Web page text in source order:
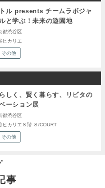
ル presents チームラボジャ
と学ぶ！未来の遊園地
都渋谷区
ヒカリエ
その他
しく、賢く暮らす、リビタの
ーション展
都渋谷区
ヒカリエ８階 ８/COURT
その他
事